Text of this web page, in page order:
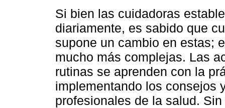
Si bien las cuidadoras
diariamente, es sabido que
supone un cambio en estas;
mucho más complejas. Las
rutinas se aprenden con la
implementando los consejos
profesionales de la salud.